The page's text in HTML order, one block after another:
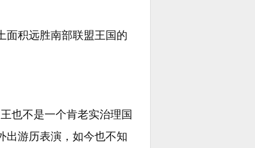
面积远胜南部联盟王国的
也不是一个肯老实治理国
出游历表演，如今也不知